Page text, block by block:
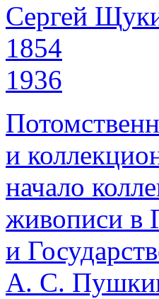
Сергей
1854
1936
и
начало
живописи в
и
А. С.